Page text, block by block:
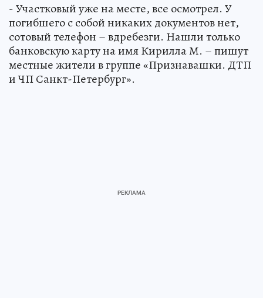
- Участковый уже на месте, все осмотрел. У
погибшего с собой никаких документов нет,
сотовый телефон – вдребезги. Нашли только
банковскую карту на имя Кирилла М. – пишут
местные жители в группе «Признавашки. ДТП
и ЧП Санкт-Петербург».